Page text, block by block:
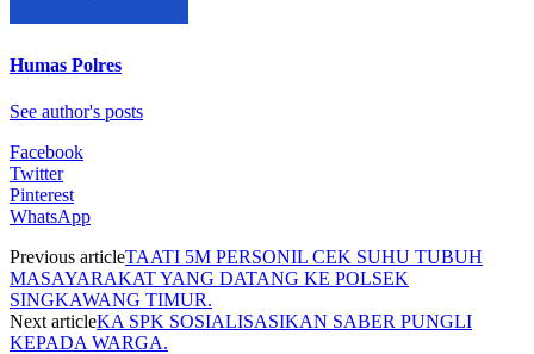
Humas Polres
See author's posts
Facebook
Twitter
Pinterest
WhatsApp
Previous articleTAATI 5M PERSONIL CEK SUHU TUBUH
MASAYARAKAT YANG DATANG KE POLSEK
SINGKAWANG TIMUR.
Next articleKA SPK SOSIALISASIKAN SABER PUNGLI
KEPADA WARGA.